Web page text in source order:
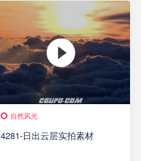
自然风光
4281-日出云层实拍素材